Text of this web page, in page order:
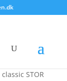
STOR